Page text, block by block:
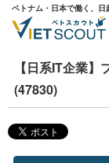
ベトナム・日本で働く、日
【日系IT企業】
(47830)